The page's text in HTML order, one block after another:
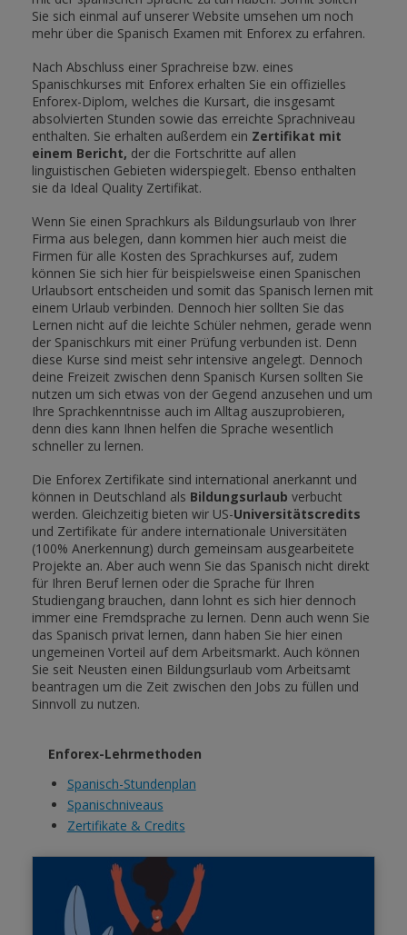
Sie sich einmal auf unserer Website umsehen um noch
mehr über die Spanisch Examen mit Enforex zu erfahren.
Nach Abschluss einer Sprachreise bzw. eines
Spanischkurses mit Enforex erhalten Sie ein offizielles
Enforex-Diplom, welches die Kursart, die insgesamt
absolvierten Stunden sowie das erreichte Sprachniveau
enthalten. Sie erhalten außerdem ein Zertifikat mit
einem Bericht, der die Fortschritte auf allen
linguistischen Gebieten widerspiegelt. Ebenso enthalten
sie da Ideal Quality Zertifikat.
Wenn Sie einen Sprachkurs als Bildungsurlaub von Ihrer
Firma aus belegen, dann kommen hier auch meist die
Firmen für alle Kosten des Sprachkurses auf, zudem
können Sie sich hier für beispielsweise einen Spanischen
Urlaubsort entscheiden und somit das Spanisch lernen mit
einem Urlaub verbinden. Dennoch hier sollten Sie das
Lernen nicht auf die leichte Schüler nehmen, gerade wenn
der Spanischkurs mit einer Prüfung verbunden ist. Denn
diese Kurse sind meist sehr intensive angelegt. Dennoch
deine Freizeit zwischen denn Spanisch Kursen sollten Sie
nutzen um sich etwas von der Gegend anzusehen und um
Ihre Sprachkenntnisse auch im Alltag auszuprobieren,
denn dies kann Ihnen helfen die Sprache wesentlich
schneller zu lernen.
Die Enforex Zertifikate sind international anerkannt und
können in Deutschland als Bildungsurlaub verbucht
werden. Gleichzeitig bieten wir US-Universitätscredits
und Zertifikate für andere internationale Universitäten
(100% Anerkennung) durch gemeinsam ausgearbeitete
Projekte an. Aber auch wenn Sie das Spanisch nicht direkt
für Ihren Beruf lernen oder die Sprache für Ihren
Studiengang brauchen, dann lohnt es sich hier dennoch
immer eine Fremdsprache zu lernen. Denn auch wenn Sie
das Spanisch privat lernen, dann haben Sie hier einen
ungemeinen Vorteil auf dem Arbeitsmarkt. Auch können
Sie seit Neusten einen Bildungsurlaub vom Arbeitsamt
beantragen um die Zeit zwischen den Jobs zu füllen und
Sinnvoll zu nutzen.
Enforex-Lehrmethoden
Spanisch-Stundenplan
Spanischniveaus
Zertifikate & Credits